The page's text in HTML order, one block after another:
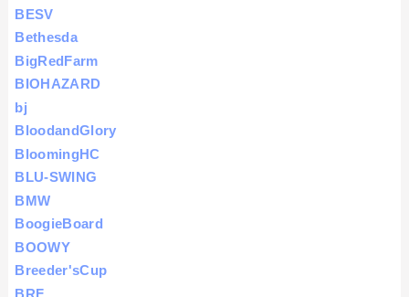
BESV
Bethesda
BigRedFarm
BIOHAZARD
bj
BloodandGlory
BloomingHC
BLU-SWING
BMW
BoogieBoard
BOOWY
Breeder'sCup
BRF